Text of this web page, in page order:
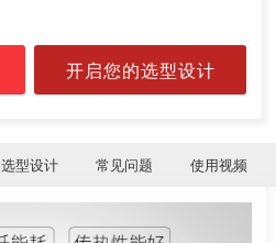
开启您的选型设计
选型设计 常见问题 使用视频